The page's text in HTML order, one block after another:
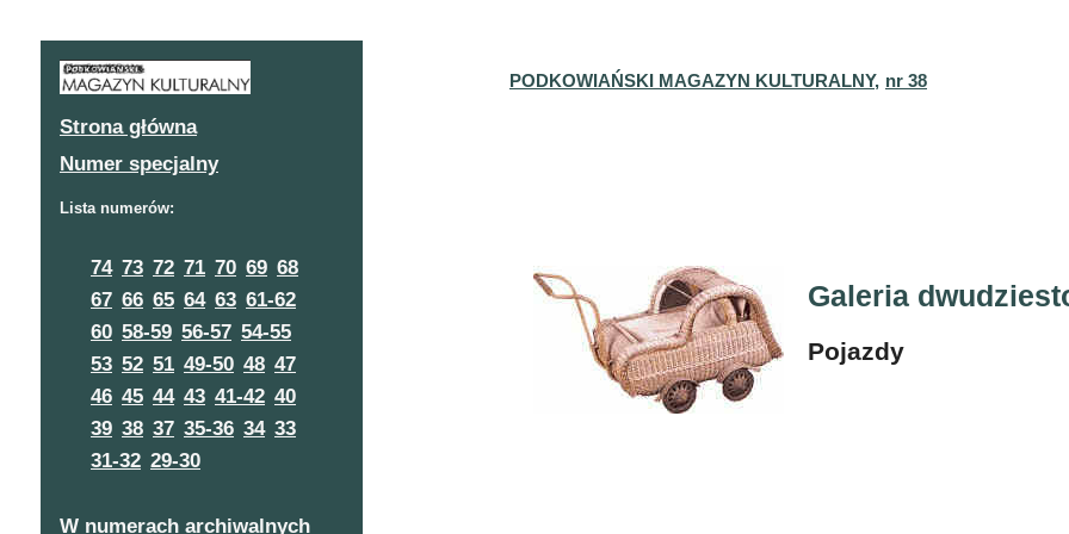
Strona główna
Numer specjalny
Lista numerów:
74 73 72 71 70 69 68
67 66 65 64 63 61-62
60 58-59 56-57 54-55
53 52 51 49-50 48 47
46 45 44 43 41-42 40
39 38 37 35-36 34 33
31-32 29-30
W numerach archiwalnych
PODKOWIAŃSKI MAGAZYN KULTURALNY, nr 38
Galeria
Pojazdy